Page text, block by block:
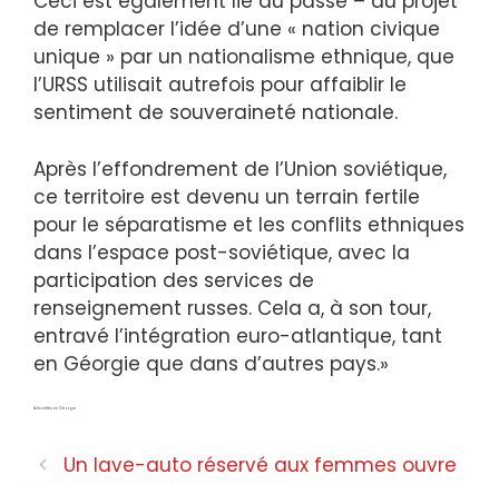
de remplacer l’idée d’une « nation civique
unique » par un nationalisme ethnique, que
l’URSS utilisait autrefois pour affaiblir le
sentiment de souveraineté nationale.
Après l’effondrement de l’Union soviétique,
ce territoire est devenu un terrain fertile
pour le séparatisme et les conflits ethniques
dans l’espace post-soviétique, avec la
participation des services de
renseignement russes. Cela a, à son tour,
entravé l’intégration euro-atlantique, tant
en Géorgie que dans d’autres pays.»
Actualités en Géorgie
Un lave-auto réservé aux femmes ouvre